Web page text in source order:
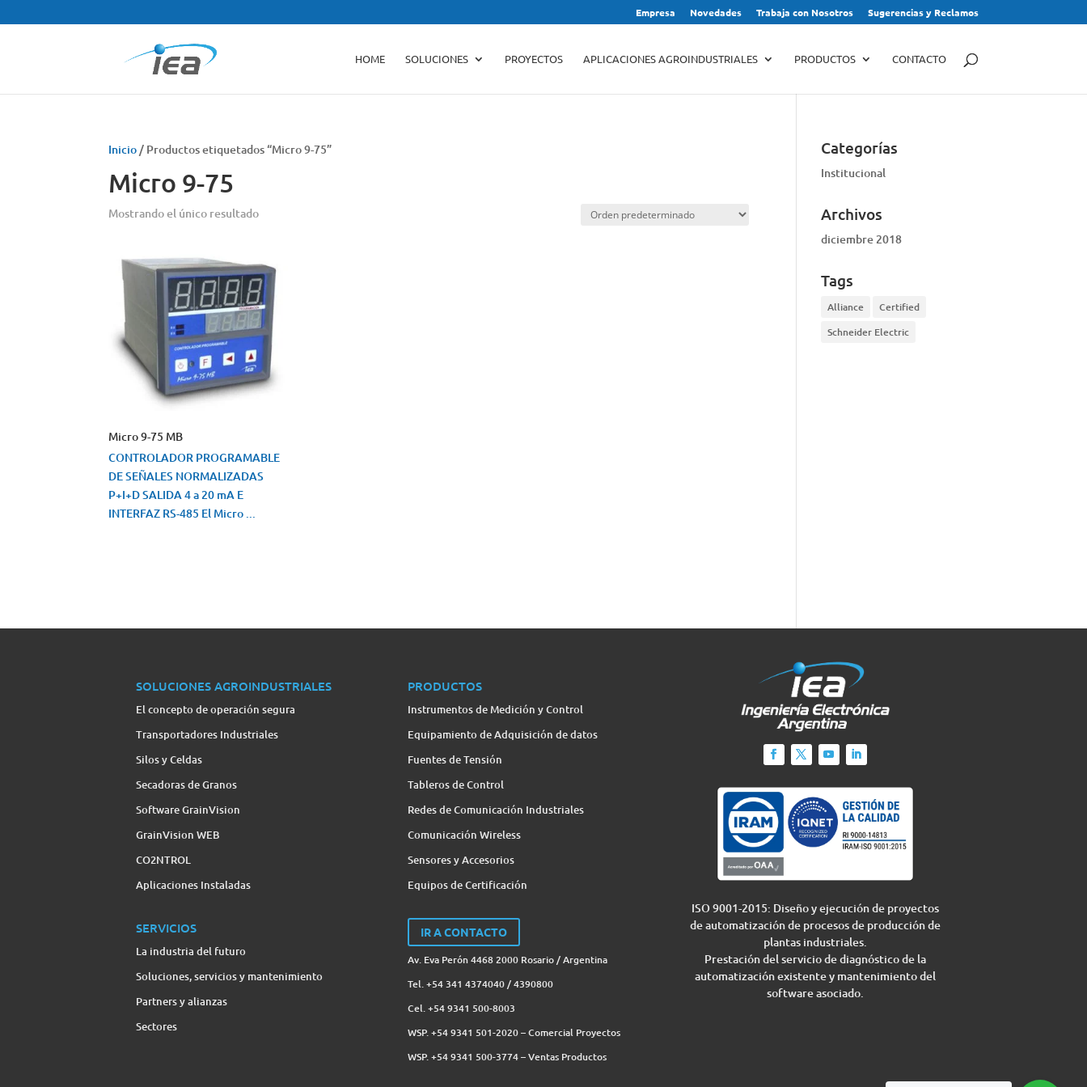
Empresa Novedades Trabaja con Nosotros Sugerencias y Reclamos
HOME SOLUCIONES PROYECTOS APLICACIONES AGROINDUSTRIALES PRODUCTOS CONTACTO
Búsqueda
Inicio/ Productos etiquetados “Micro 9-75”
Micro 9-75
Mostrando el único resultado
Micro 9-75 MB
CONTROLADOR PROGRAMABLE
DE SEÑALES NORMALIZADAS
P+I+D SALIDA 4 a 20 mA E
INTERFAZ RS-485 El Micro ...
Categorías
Institucional
Archivos
diciembre 2018
Tags
Alliance
Certified
Schneider Electric
SOLUCIONES AGROINDUSTRIALES
El concepto de operación segura
Transportadores Industriales
Silos y Celdas
Secadoras de Granos
Software GrainVision
GrainVision WEB
CO2NTROL
Aplicaciones Instaladas
SERVICIOS
La industria del futuro
Soluciones, servicios y mantenimiento
Partners y alianzas
Sectores
PRODUCTOS
Instrumentos de Medición y Control
Equipamiento de Adquisición de datos
Fuentes de Tensión
Tableros de Control
Redes de Comunicación Industriales
Comunicación Wireless
Sensores y Accesorios
Equipos de Certificación
IR A CONTACTO
Av. Eva Perón 4468 2000 Rosario / Argentina
Tel. +54 341 4374040 / 4390800
Cel. +54 9341 500-8003
WSP. +54 9341 501-2020 – Comercial Proyectos
WSP. +54 9341 500-3774‬ – Ventas Productos
ISO 9001-2015: Diseño y ejecución de proyectos
de automatización de procesos de producción de
plantas industriales.
Prestación del servicio de diagnóstico de la
automatización existente y mantenimiento del
software asociado.